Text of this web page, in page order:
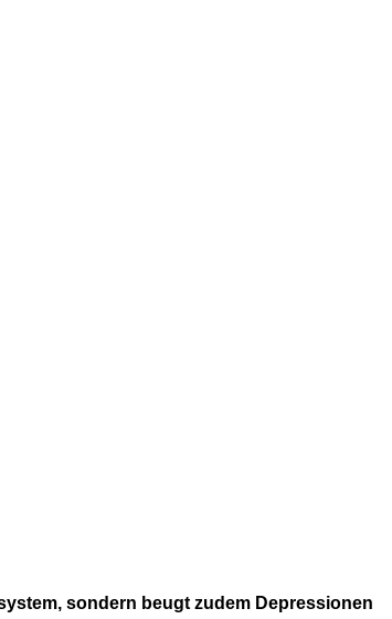
sondern beugt zudem Depressionen